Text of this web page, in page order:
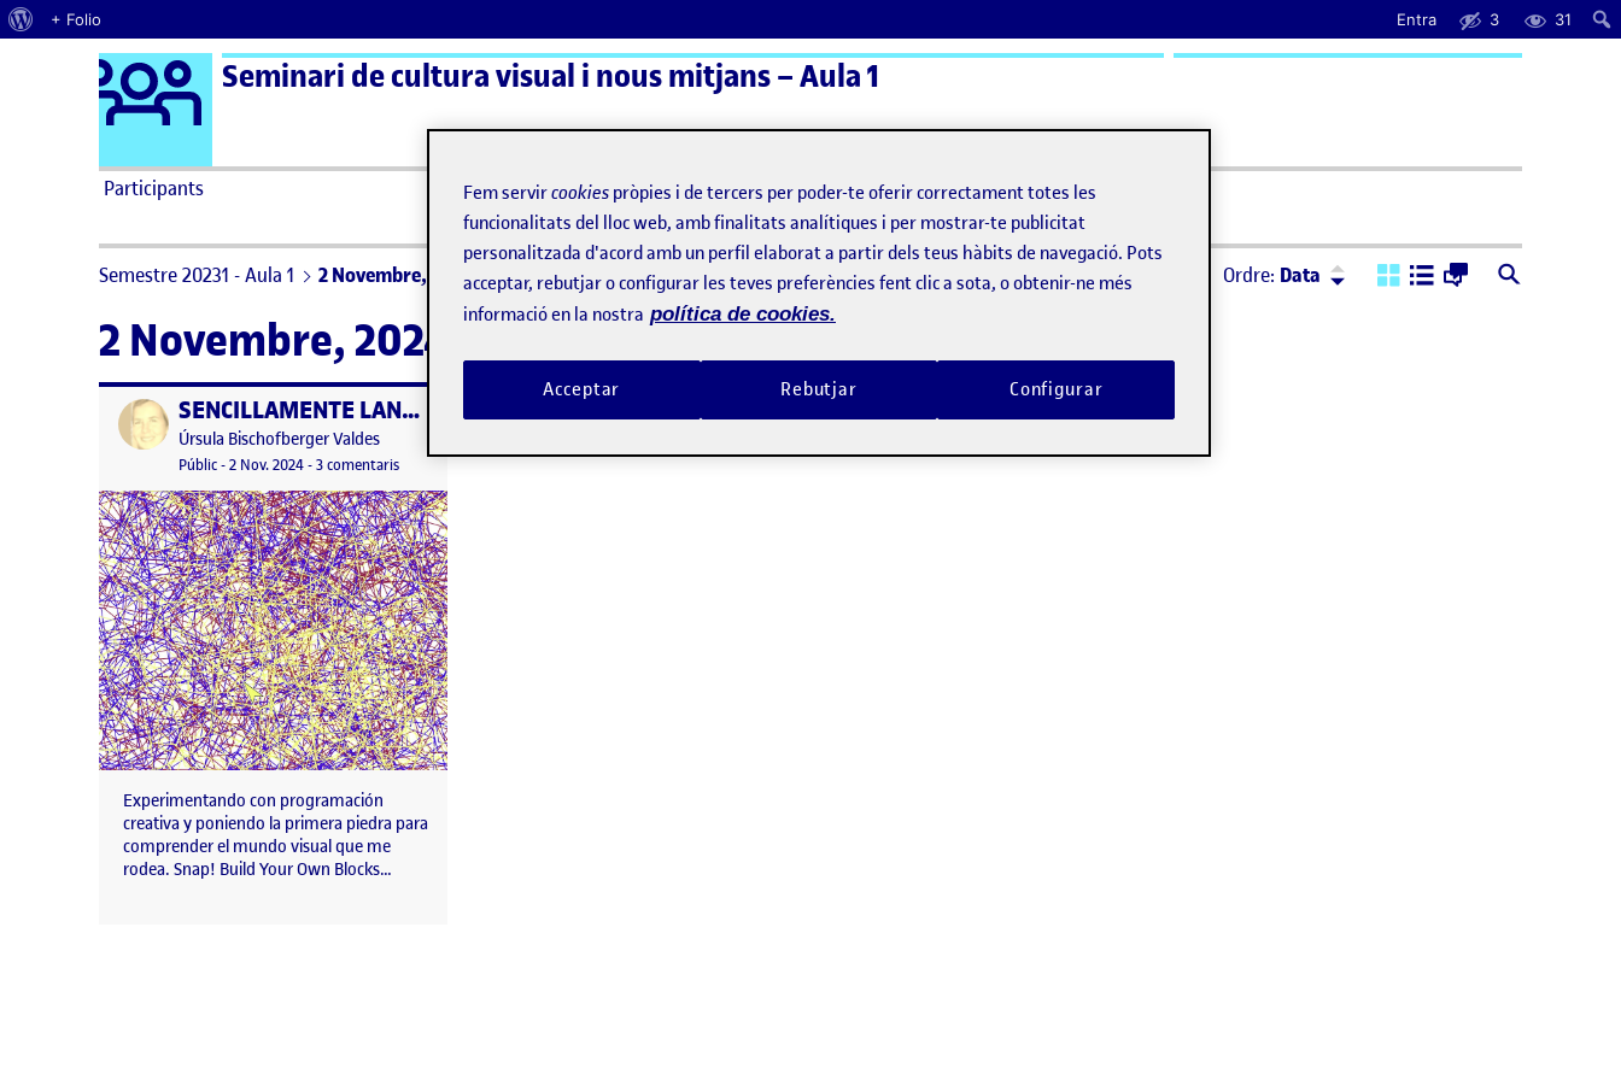
Quant al WordPress
+ Folio Entra 3 31
Saltar al contingut Logo Ágora
Seminari de cultura visual i nous mitjans – Aula 1
Participants ActiFolios Ajuda
Semestre 20231 - Aula 1 2 Novembre, 2024 Ordre: Data Ordre: Descendent
2 Novembre, 2024
Publicat per SENCILLAMENTE LANA, y otras imágenes de programación creativa
Publicat per
Úrsula Bischofberger Valdes
Visibilitat:
Públic-Data de publicació
2 Nov. 202414 novembre, 2024 1:19 pm
-3 comentarisa SENCILLAMENTE LANA, y otras imágenes de programación creativa
Experimentando con programación
creativa y poniendo la primera piedra para
comprender el mundo visual que me
rodea. Snap! Build Your Own Blocks…
Fem servircookies pròpies i de tercers per poder-te oferir correctament totes les
funcionalitats del lloc web, amb finalitats analítiques i per mostrar-te publicitat
personalitzada d'acord amb un perfil elaborat a partir dels teus hàbits de navegació. Pots
acceptar, rebutjar o configurar les teves preferències fent clic a sota, o obtenir-ne més
informació en la nostra política de cookies.
Rebutjar
Acceptar Configurar